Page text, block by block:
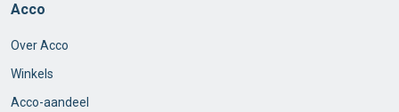
Acco
Over Acco
Winkels
Acco-aandeel